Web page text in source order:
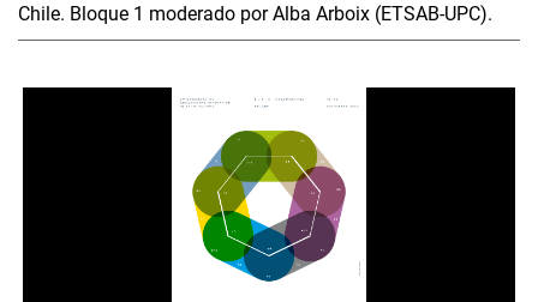
Chile. Bloque 1 moderado por Alba Arboix (ETSAB-UPC).